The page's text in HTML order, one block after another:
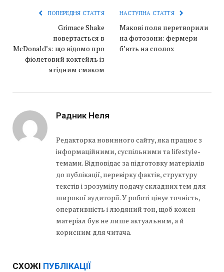
ПОПЕРЕДНЯ СТАТТЯ
Grimace Shake
повертається в
McDonald’s: що відомо про
фіолетовий коктейль із
ягідним смаком
НАСТУПНА СТАТТЯ
Макові поля перетворили
на фотозони: фермери
б’ють на сполох
Радник Неля
Редакторка новинного сайту, яка працює з
інформаційними, суспільними та lifestyle-
темами. Відповідає за підготовку матеріалів
до публікації, перевірку фактів, структуру
текстів і зрозумілу подачу складних тем для
широкої аудиторії. У роботі цінує точність,
оперативність і людяний тон, щоб кожен
матеріал був не лише актуальним, а й
корисним для читача.
СХОЖІ ПУБЛІКАЦІЇ